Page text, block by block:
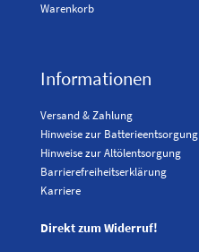
Warenkorb
Informationen
Versand & Zahlung
Hinweise zur Batterieentsorgung
Hinweise zur Altölentsorgung
Barrierefreiheitserklärung
Karriere
Direkt zum Widerruf!